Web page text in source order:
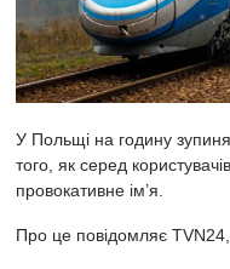
У Польщі на годину
того, як серед
провокативне ім’я.
Про це повідомляє